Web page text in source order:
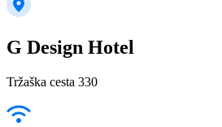
G Design Hotel
Tržaška cesta 330